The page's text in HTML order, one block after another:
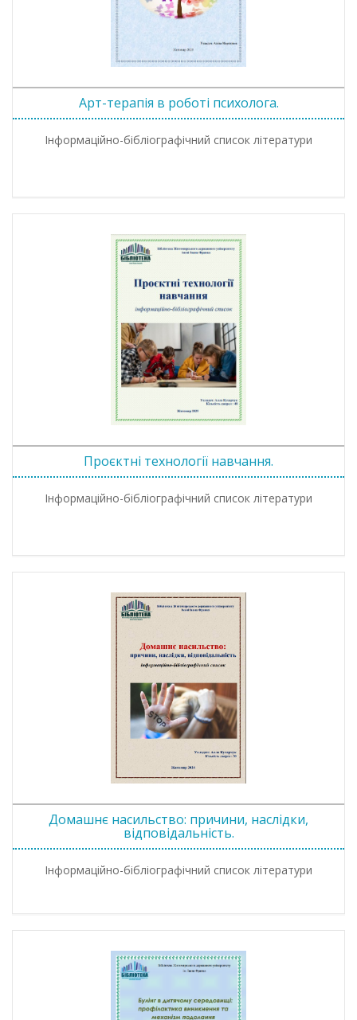
Арт-терапія в роботі психолога.
Інформаційно-бібліографічний список літератури
Проєктні технології навчання.
Інформаційно-бібліографічний список літератури
Домашнє насильство: причини, наслідки,
відповідальність.
Інформаційно-бібліографічний список літератури